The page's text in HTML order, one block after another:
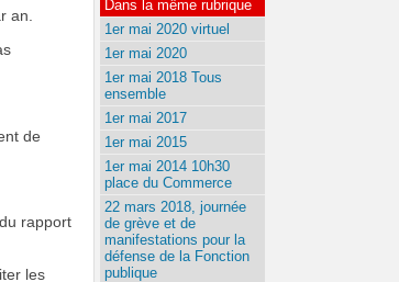
an.
de
rapport
les
Dans la même rubrique
1er mai 2020 virtuel
1er mai 2020
1er mai 2018 Tous
ensemble
1er mai 2017
1er mai 2015
1er mai 2014 10h30
place du Commerce
22 mars 2018, journée
de grève et de
manifestations pour la
défense de la Fonction
publique